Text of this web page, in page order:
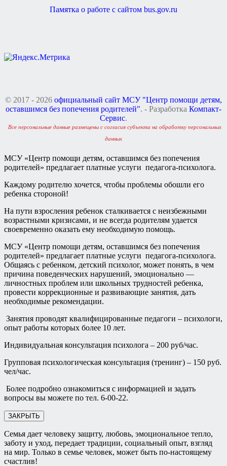
Памятка о работе с сайтом bus.gov.ru
© 2017 - 2026 официальный сайт МСУ "Центр помощи детям,
оставшимся без попечения родителей". - Разработка Компакт-
Сервис.
Все персональные данные размещены с согласия субъекта на обработку персональных
данных
МСУ «Центр помощи детям, оставшимся без попечения
родителей» предлагает платные услуги педагога-психолога.
Каждому родителю хочется, чтобы проблемы обошли его
ребенка стороной!
На пути взросления ребенок сталкивается с неизбежными
возрастными кризисами, и не всегда родителям удается
своевременно оказать ему необходимую помощь.
МСУ «Центр помощи детям, оставшимся без попечения
родителей» предлагает платные услуги педагога-психолога.
Общаясь с ребенком, детский психолог, может понять, в чем
причина поведенческих нарушений, эмоционально —
личностных проблем или школьных трудностей ребенка,
провести коррекционные и развивающие занятия, дать
необходимые рекомендации.
Занятия проводят квалифицированные педагоги – психологи,
опыт работы которых более 10 лет.
Индивидуальная консультация психолога – 200 руб/час.
Групповая психологическая консультация (тренинг) – 150 руб.
чел/час.
Более подробно ознакомиться с информацией и задать
вопросы вы можете по тел. 6-00-22.
ЗАКРЫТЬ
Семья дает человеку защиту, любовь, эмоциональное тепло,
заботу и уход, передает традиции, социальный опыт, взгляд
на мир. Только в семье человек, может быть по-настоящему
счастлив!